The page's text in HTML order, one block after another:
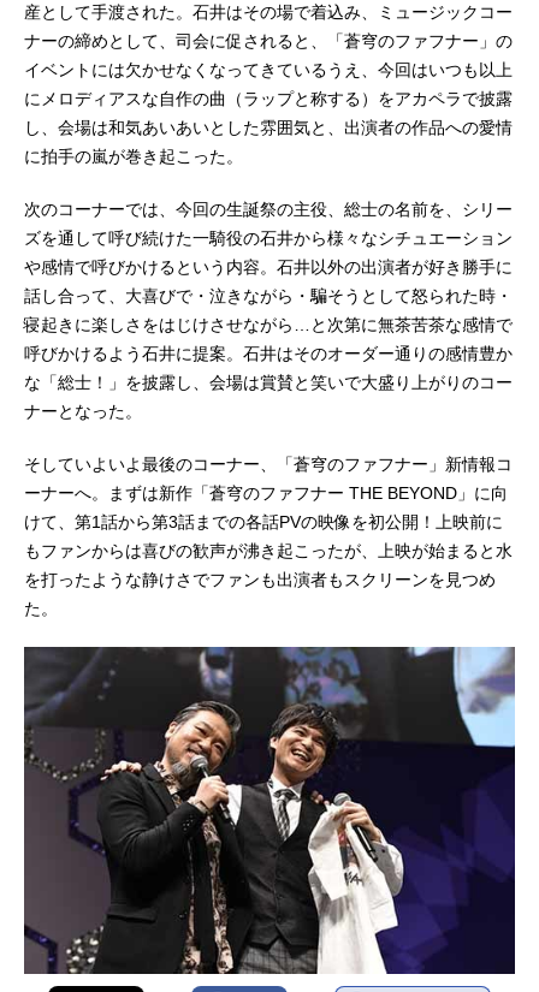
産として手渡された。石井はその場で着込み、ミュージックコー
ナーの締めとして、司会に促されると、「蒼穹のファフナー」の
イベントには欠かせなくなってきているうえ、今回はいつも以上
にメロディアスな自作の曲（ラップと称する）をアカペラで披露
し、会場は和気あいあいとした雰囲気と、出演者の作品への愛情
に拍手の嵐が巻き起こった。
次のコーナーでは、今回の生誕祭の主役、総士の名前を、シリー
ズを通して呼び続けた一騎役の石井から様々なシチュエーション
や感情で呼びかけるという内容。石井以外の出演者が好き勝手に
話し合って、大喜びで・泣きながら・騙そうとして怒られた時・
寝起きに楽しさをはじけさせながら…と次第に無茶苦茶な感情で
呼びかけるよう石井に提案。石井はそのオーダー通りの感情豊か
な「総士！」を披露し、会場は賞賛と笑いで大盛り上がりのコー
ナーとなった。
そしていよいよ最後のコーナー、「蒼穹のファフナー」新情報コ
ーナーへ。まずは新作「蒼穹のファフナー THE BEYOND」に向
けて、第1話から第3話までの各話PVの映像を初公開！上映前に
もファンからは喜びの歓声が沸き起こったが、上映が始まると水
を打ったような静けさでファンも出演者もスクリーンを見つめ
た。